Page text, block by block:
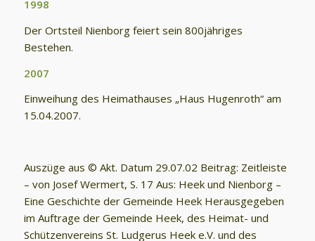
1998
Der Ortsteil Nienborg feiert sein 800jähriges
Bestehen.
2007
Einweihung des Heimathauses „Haus Hugenroth“ am
15.04.2007.
Auszüge aus © Akt. Datum 29.07.02 Beitrag: Zeitleiste
– von Josef Wermert, S. 17 Aus: Heek und Nienborg –
Eine Geschichte der Gemeinde Heek Herausgegeben
im Auftrage der Gemeinde Heek, des Heimat- und
Schützenvereins St. Ludgerus Heek e.V. und des